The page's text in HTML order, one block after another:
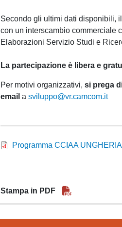
Secondo gli ultimi dati disponibili,
con un interscambio commerciale
Elaborazioni Servizio Studi e
La partecipazione è libera e
Per motivi organizzativi, si prega
email a sviluppo@vr.camcom.it
Programma CCIAA
Stampa in PDF